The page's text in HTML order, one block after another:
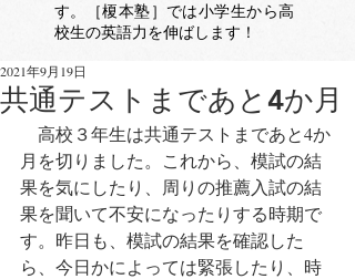
す。［榎本塾］では小学生から高
校生の英語力を伸ばします！
共通テストまであと4か月
2021年9月19日
高校３年生は共通テストまであと4か
月を切りました。これから、模試の結
果を気にしたり、周りの推薦入試の結
果を聞いて不安になったりする時期で
す。昨日も、模試の結果を確認した
ら、今日かによっては緊張したり、時